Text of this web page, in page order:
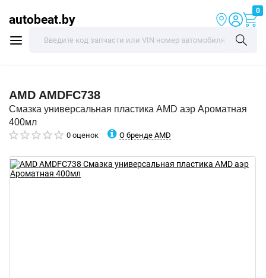
autobeat.by
0
AMD AMDFC738
Смазка универсальная пластика AMD аэр Ароматная
400мл
0 оценок О бренде AMD